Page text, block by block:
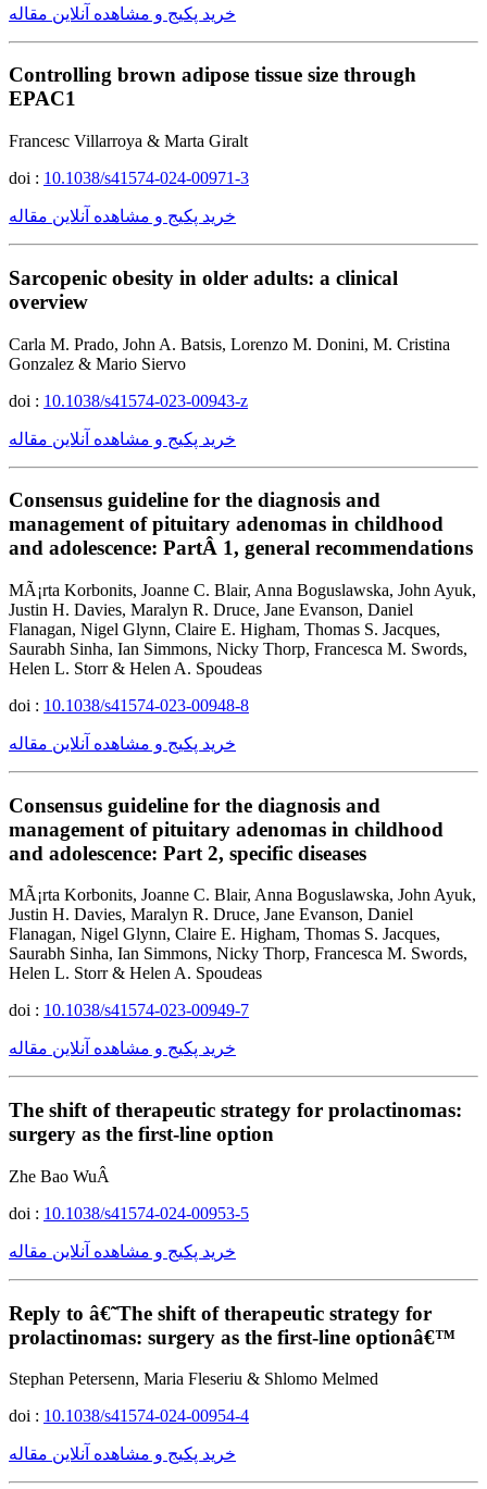
خرید پکیج و مشاهده آنلاین مقاله
Controlling brown adipose tissue size through
EPAC1
Francesc Villarroya & Marta Giralt
doi : 10.1038/s41574-024-00971-3
خرید پکیج و مشاهده آنلاین مقاله
Sarcopenic obesity in older adults: a clinical
overview
Carla M. Prado, John A. Batsis, Lorenzo M. Donini, M. Cristina
Gonzalez & Mario Siervo
doi : 10.1038/s41574-023-00943-z
خرید پکیج و مشاهده آنلاین مقاله
Consensus guideline for the diagnosis and
management of pituitary adenomas in childhood
and adolescence: PartÂ 1, general recommendations
MÃ¡rta Korbonits, Joanne C. Blair, Anna Boguslawska, John Ayuk,
Justin H. Davies, Maralyn R. Druce, Jane Evanson, Daniel
Flanagan, Nigel Glynn, Claire E. Higham, Thomas S. Jacques,
Saurabh Sinha, Ian Simmons, Nicky Thorp, Francesca M. Swords,
Helen L. Storr & Helen A. Spoudeas
doi : 10.1038/s41574-023-00948-8
خرید پکیج و مشاهده آنلاین مقاله
Consensus guideline for the diagnosis and
management of pituitary adenomas in childhood
and adolescence: Part 2, specific diseases
MÃ¡rta Korbonits, Joanne C. Blair, Anna Boguslawska, John Ayuk,
Justin H. Davies, Maralyn R. Druce, Jane Evanson, Daniel
Flanagan, Nigel Glynn, Claire E. Higham, Thomas S. Jacques,
Saurabh Sinha, Ian Simmons, Nicky Thorp, Francesca M. Swords,
Helen L. Storr & Helen A. Spoudeas
doi : 10.1038/s41574-023-00949-7
خرید پکیج و مشاهده آنلاین مقاله
The shift of therapeutic strategy for prolactinomas:
surgery as the first-line option
Zhe Bao WuÂ
doi : 10.1038/s41574-024-00953-5
خرید پکیج و مشاهده آنلاین مقاله
Reply to â€˜The shift of therapeutic strategy for
prolactinomas: surgery as the first-line optionâ€™
Stephan Petersenn, Maria Fleseriu & Shlomo Melmed
doi : 10.1038/s41574-024-00954-4
خرید پکیج و مشاهده آنلاین مقاله